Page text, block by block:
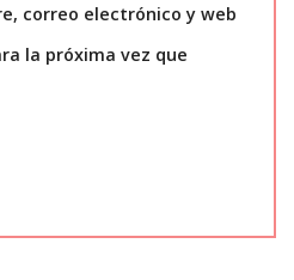
correo electrónico y web
la próxima vez que